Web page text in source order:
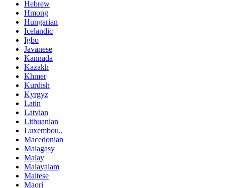
Hebrew
Hmong
Hungarian
Icelandic
Igbo
Javanese
Kannada
Kazakh
Khmer
Kurdish
Kyrgyz
Latin
Latvian
Lithuanian
Luxembou..
Macedonian
Malagasy
Malay
Malayalam
Maltese
Maori